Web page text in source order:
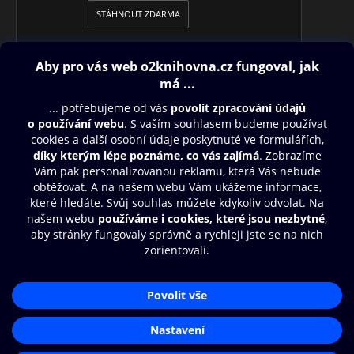
MAGAZÍN + TVČtení na celý víkend pro čtenáře všech
STÁHNOUT ZDARMA
Obsah ke stažení
Moje O2 Knihovna
Další zábava
© O2 Czech Republic a.s.
Přístupnost
Zásady zpracování osobních údajůAplikace O2 Knihovna
Čti a poslouchej své e-knihy a
audioknihy rychleji a pohodlněji.